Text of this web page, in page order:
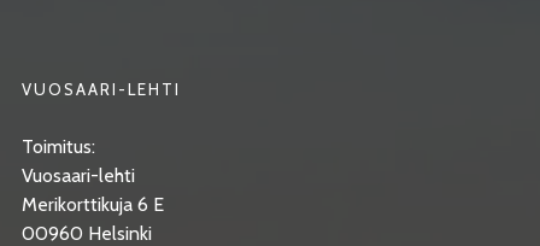
VUOSAARI-LEHTI
Toimitus:
Vuosaari-lehti
Merikorttikuja 6 E
00960 Helsinki